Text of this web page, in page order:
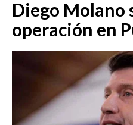
Diego Molano
operación en